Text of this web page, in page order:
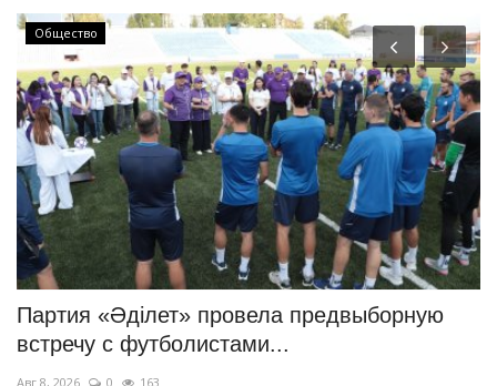
Общество
Партия «Әділет» провела предвыборную
встречу с футболистами...
Авг 8, 2026 0 163